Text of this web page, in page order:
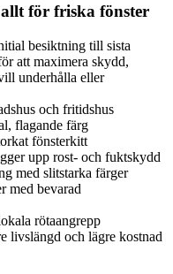
för friska fönster
besiktning till sista
att maximera skydd,
underhålla eller
och fritidshus
flagande färg
fönsterkitt
upp rost- och fuktskydd
med slitstarka färger
med bevarad
rötaangrepp
livslängd och lägre kostnad